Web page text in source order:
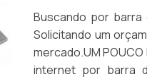
Buscando por
Solicitando um
mercado.UM POUCO
internet por barra